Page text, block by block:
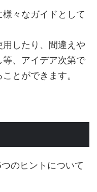
々なガイドとして
したり、間違えや
、アイデア次第で
とができます。
のヒントについて